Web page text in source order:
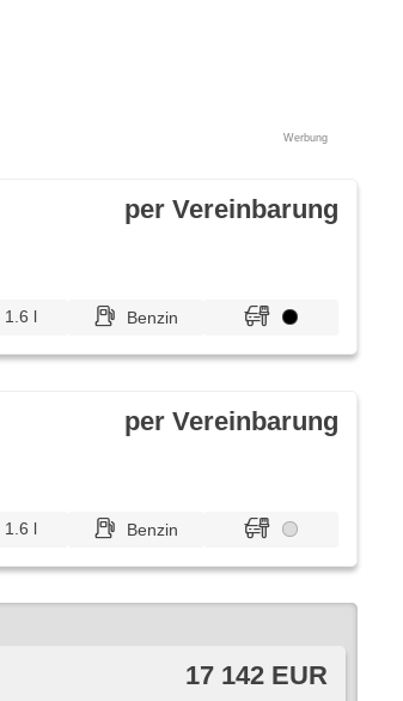
Werbung
per Vereinbarung
1.6 l Benzin
per Vereinbarung
1.6 l Benzin
17 142 EUR